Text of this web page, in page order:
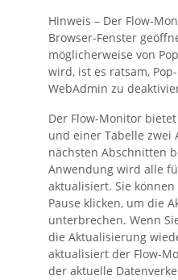
Hinweis – Der Flow-
Browser-Fenster
möglicherweise von
wird, ist es ratsam,
WebAdmin zu
Der Flow-Monitor
und einer Tabelle zwei
nächsten Abschnitten
Anwendung wird alle
aktualisiert. Sie
Pause klicken, um die
unterbrechen. Wenn
die Aktualisierung
aktualisiert der Flow-
der aktuelle